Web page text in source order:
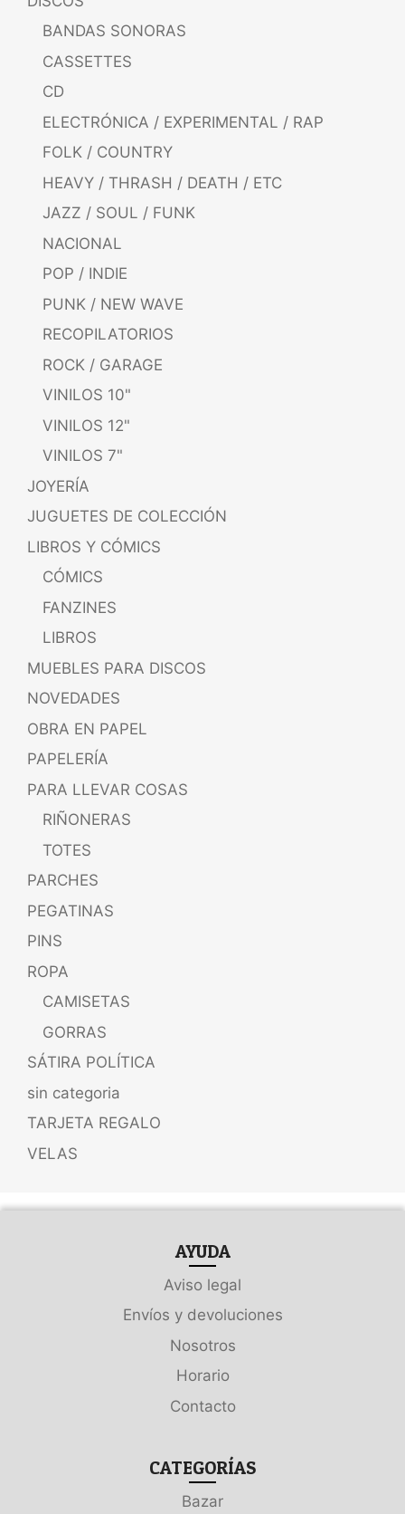
BANDAS SONORAS
CASSETTES
CD
ELECTRÓNICA / EXPERIMENTAL / RAP
FOLK / COUNTRY
HEAVY / THRASH / DEATH / ETC
JAZZ / SOUL / FUNK
NACIONAL
POP / INDIE
PUNK / NEW WAVE
RECOPILATORIOS
ROCK / GARAGE
VINILOS 10"
VINILOS 12"
VINILOS 7"
JOYERÍA
JUGUETES DE COLECCIÓN
LIBROS Y CÓMICS
CÓMICS
FANZINES
LIBROS
MUEBLES PARA DISCOS
NOVEDADES
OBRA EN PAPEL
PAPELERÍA
PARA LLEVAR COSAS
RIÑONERAS
TOTES
PARCHES
PEGATINAS
PINS
ROPA
CAMISETAS
GORRAS
SÁTIRA POLÍTICA
sin categoria
TARJETA REGALO
VELAS
AYUDA
Aviso legal
Envíos y devoluciones
Nosotros
Horario
Contacto
CATEGORÍAS
Bazar